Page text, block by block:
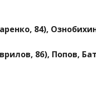
84),
86), Попов,